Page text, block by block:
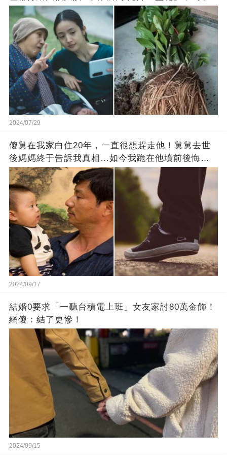
後「清理花盆」媳婦跪地痛哭
2024/07/29
傻舅在我家白住20年，一直很想趕走他！舅舅去世
後媽媽終于告訴我真相…如今我跪在他墳前後悔不
已！
2024/09/17
結婚0要求「一聽台積電上班」女友家討80萬金飾！
網傻：結了更慘！
2024/09/15